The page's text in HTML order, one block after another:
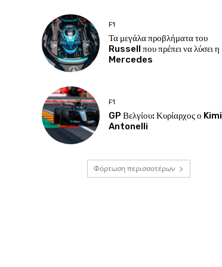
F1
Τα μεγάλα προβλήματα του
Russell που πρέπει να λύσει η
Mercedes
F1
GP Βελγίου: Κυρίαρχος ο Kimi
Antonelli
Φόρτωση περισσοτέρων